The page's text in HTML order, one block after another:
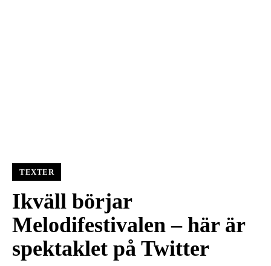
TEXTER
Ikväll börjar
Melodifestivalen – här är
spektaklet på Twitter